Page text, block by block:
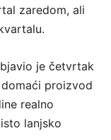
zaredom, ali
je četvrtak
proizvod
realno
lanjsko